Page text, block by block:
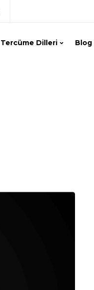
Tercüme Dilleri Blog